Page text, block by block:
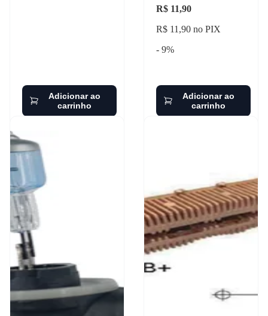
Adicionar ao
carrinho
R$ 11,90
R$ 11,90 no PIX
- 9%
Adicionar ao
carrinho